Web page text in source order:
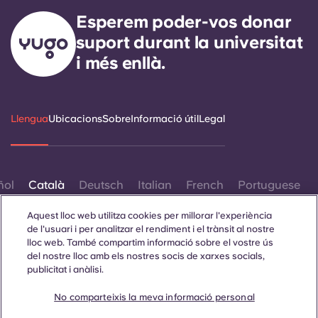
Esperem poder-vos donar
suport durant la universitat
i més enllà.
LlenguaUbicacionsSobreInformació útilLegal
Català Deutsch Italian French Portuguese
Aquest lloc web utilitza cookies per millorar l'experiència
de l'usuari i per analitzar el rendiment i el trànsit al nostre
lloc web. També compartim informació sobre el vostre ús
del nostre lloc amb els nostres socis de xarxes socials,
publicitat i anàlisi.
No comparteixis la meva informació personal